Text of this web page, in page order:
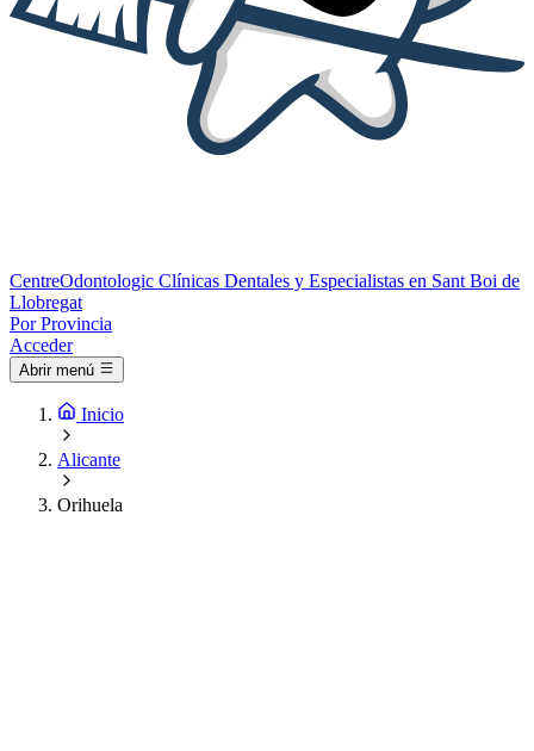
CentreOdontologic Clínicas Dentales y Especialistas en Sant Boi de
Llobregat
Por Provincia
Acceder
Abrir menú
Inicio
Alicante
Orihuela